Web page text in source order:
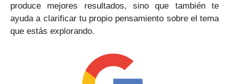
produce mejores resultados, sino que también te
ayuda a clarificar tu propio pensamiento sobre el tema
que estás explorando.